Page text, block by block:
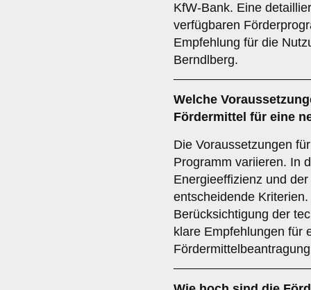
KfW-Bank. Eine
verfügbaren
Empfehlung für die
Berndlberg.
Welche
Fördermittel für eine
Die Voraussetzungen
Programm variieren. In
Energieeffizienz und
entscheidende
Berücksichtigung der
klare Empfehlungen für